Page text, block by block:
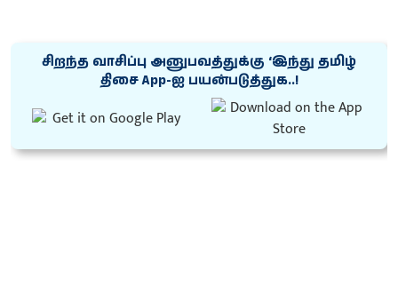
சிறந்த வாசிப்பு அனுபவத்துக்கு ‘இந்து தமிழ்
திசை App-ஐ பயன்படுத்துக..!